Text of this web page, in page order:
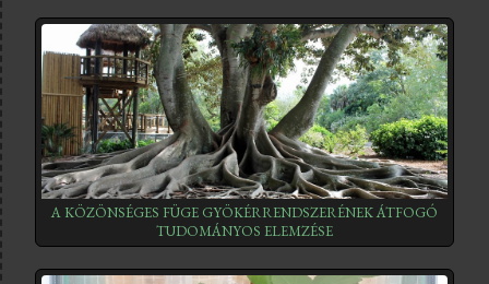
A KÖZÖNSÉGES FÜGE GYÖKÉRRENDSZERÉNEK ÁTFOGÓ
TUDOMÁNYOS ELEMZÉSE